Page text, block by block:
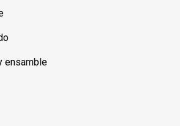
ensamble